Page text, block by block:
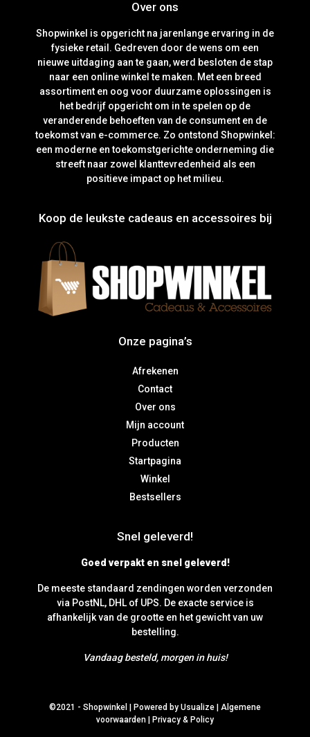
Over ons
Shopwinkel is opgericht na jarenlange ervaring in de
fysieke retail. Gedreven door de wens om een
nieuwe uitdaging aan te gaan, werd besloten de stap
naar een online winkel te maken. Met een breed
assortiment en oog voor duurzame oplossingen is
het bedrijf opgericht om in te spelen op de
veranderende behoeften van de consument en de
toekomst van e-commerce. Zo ontstond Shopwinkel:
een moderne en toekomstgerichte onderneming die
streeft naar zowel klanttevredenheid als een
positieve impact op het milieu.
Koop de leukste cadeaus en accessoires bij
Onze pagina’s
Afrekenen
Contact
Over ons
Mijn account
Producten
Startpagina
Winkel
Bestsellers
Snel geleverd!
Goed verpakt en snel geleverd!
De meeste standaard zendingen worden verzonden
via PostNL, DHL of UPS. De exacte service is
afhankelijk van de grootte en het gewicht van uw
bestelling.
Vandaag besteld, morgen in huis!
©2021 - Shopwinkel | Powered by Usualize | Algemene
voorwaarden | Privacy & Policy